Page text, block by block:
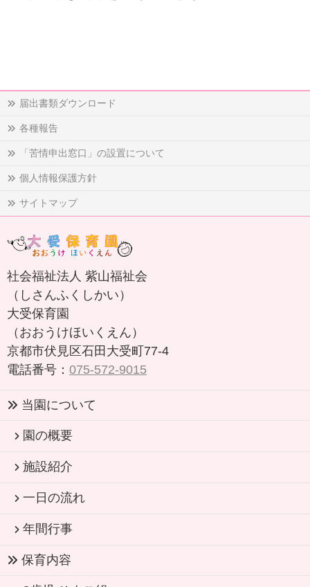
届出書類ダウンロード
各種報告
「苦情申出窓口」の設置について
個人情報保護方針
サイトマップ
社会福祉法人 紫山福祉会
（しさんふくしかい）
大受保育園
（おおうけほいくえん）
京都市伏見区石田大受町77-4
電話番号： 075-572-9015
当園について
園の概要
施設紹介
一日の流れ
年間行事
保育内容